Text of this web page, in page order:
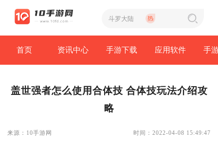
首页 资讯中心 手游下载 应用软件 手
盖世强者怎么使用合体技 合体技玩法介绍攻
略
来源：10手游网 时间：2022-04-08 15:49:47